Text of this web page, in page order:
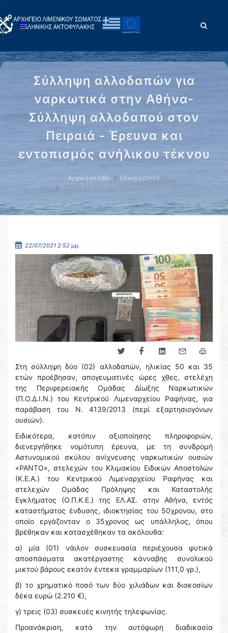
Σύλληψη αλλοδαπών για
ναρκωτικά στην Αθήνα-
Σύλληψη αλλοδαπού στον
Πειραιά - Έρευνα και
εντοπισμός ανήλικου τέκνου
Αρχική σελίδα
Επικαιρότητα
Σύλληψη αλλοδαπών για ναρκωτικά …
22/07/2021 2:52 μμ.
Στη σύλληψη δύο (02) αλλοδαπών, ηλικίας 50 και 35
ετών προέβησαν, απογευματινές ώρες χθες, στελέχη
της Περιφερειακής Ομάδας Δίωξης Ναρκωτικών
(Π.Ο.Δ.Ι.Ν.) του Κεντρικού Λιμεναρχείου Ραφήνας, για
παράβαση του Ν. 4139/2013 (περί εξαρτησιογόνων
ουσιών).
Ειδικότερα, κατόπιν αξιοποίησης πληροφοριών,
διενεργήθηκε νομότυπη έρευνα, με τη συνδρομή
Αστυνομικού σκύλου ανίχνευσης ναρκωτικών ουσιών
«ΡΑΝΤΟ», στελεχών του Κλιμακίου Ειδικών Αποστολών
(Κ.Ε.Α.) του Κεντρικού Λιμεναρχείου Ραφήνας και
στελεχών Ομάδας Πρόληψης και Καταστολής
Εγκλήματος (Ο.Π.Κ.Ε.) της ΕΛ.ΑΣ. στην Αθήνα, εντός
καταστήματος ένδυσης, ιδιοκτησίας του 50χρονου, στο
οποίο εργάζονταν ο 35χρονος ως υπάλληλος, όπου
βρέθηκαν και κατασχέθηκαν τα ακόλουθα:
α) μία (01) νάιλον συσκευασία περιέχουσα φυτικά
αποσπάσματα ακατέργαστης κάνναβης συνολικού
μικτού βάρους εκατόν έντεκα γραμμαρίων (111,0 γρ.),
β) το χρηματικό ποσό των δύο χιλιάδων και διακοσίων
δέκα ευρώ (2.210 €),
γ) τρεις (03) συσκευές κινητής τηλεφωνίας.
Προανάκριση, κατά την αυτόφωρη διαδικασία